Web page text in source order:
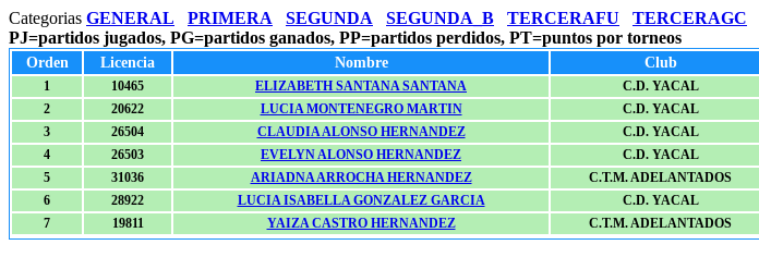
Categorias GENERAL PRIMERA SEGUNDA SEGUNDA_B TERCERAFU TERCERAGC
PJ=partidos jugados, PG=partidos ganados, PP=partidos perdidos, PT=puntos por torneos
Orden Licencia Nombre Club
1 10465 ELIZABETH SANTANA SANTANA C.D. YACAL
2
20622 LUCIA MONTENEGRO MARTIN C.D. YACAL
3
26504 CLAUDIA ALONSO HERNANDEZ C.D. YACAL
4
26503 EVELYN ALONSO HERNANDEZ C.D. YACAL
5
31036 ARIADNA ARROCHA HERNANDEZ C.T.M. ADELANTADOS
6
28922 LUCIA ISABELLA GONZALEZ GARCIA C.D. YACAL
7
19811 YAIZA CASTRO HERNANDEZ C.T.M. ADELANTADOS